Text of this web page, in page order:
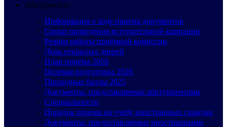
Абитуриенту
Информация о ходе приема документов
Сроки проведения вступительной кампании
Режим работы приёмной комиссии
День открытых дверей
План приёма 2026
Целевая подготовка 2026
Проходные баллы 2025
Документы, представляемые абитуриентами
Специальности
Порядок приема на учебу иностранных граждан
Документы, предоставляемые иностранными